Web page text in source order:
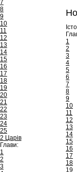
7
8
9
10
11
12
13
14
15
16
17
18
19
20
21
22
23
24
25
2 Царів
Глави:
1
2
3
1
2
3
4
5
6
7
8
9
10
11
12
13
14
15
16
17
18
19